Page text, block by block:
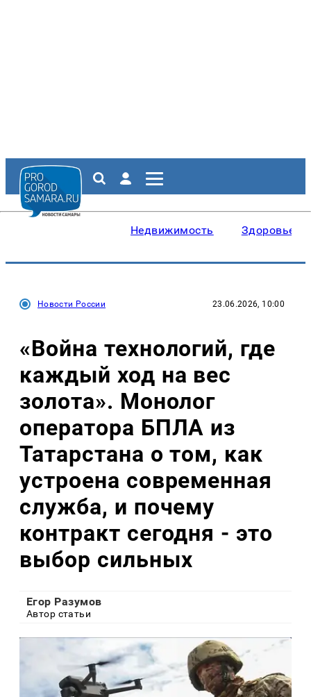
Недвижимость Здоровье
Новости России 23.06.2026, 10:00
«Война технологий, где
каждый ход на вес
золота». Монолог
оператора БПЛА из
Татарстана о том, как
устроена современная
служба, и почему
контракт сегодня - это
выбор сильных
Егор Разумов
Автор статьи